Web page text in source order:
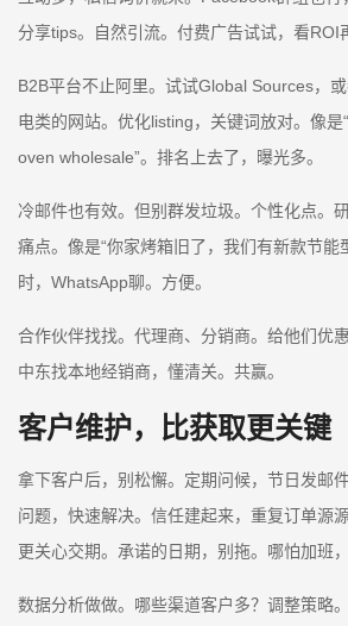
分享tips。自然引流。付费广告试试，看ROI
B2B平台不止阿里。试试Global Sources，
电类的网站。优化listing，关键词放对。像
oven wholesale”。排名上去了，曝光多。
冷邮件也有效。但别群发垃圾。个性化点。
痛点。像是“你家烤箱旧了，我们有新款节能
时，WhatsApp聊。方便。
合作伙伴找找。代理商、分销商。给他们优
中东找本地经销商，懂清关。共赢。
客户维护，比获取更关键
拿下客户后，别松懈。定期问候，节日发邮
问题，快速解决。信任建起来，重复订单源
更关心交期。承诺的日期，别拖。哪怕加班，
数据分析做做。哪些渠道客户多？调整策略